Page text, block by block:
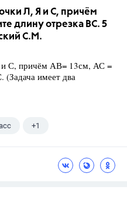
Л, Я и С, причём
длину отрезка ВС. 5
С.М.
С, причём АВ= 13см, АС =
(Задача имеет два
+1